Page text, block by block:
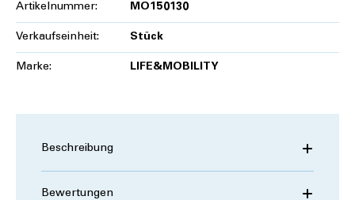
Artikelnummer: MO150130
Verkaufseinheit: Stück
Marke: LIFE&MOBILITY
Beschreibung
Bewertungen